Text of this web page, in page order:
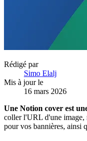
Rédigé par
Simo Elalj
Mis à jour le
16 mars 2026
Une Notion cover est
coller l'URL d'une image,
pour vos bannières, ainsi